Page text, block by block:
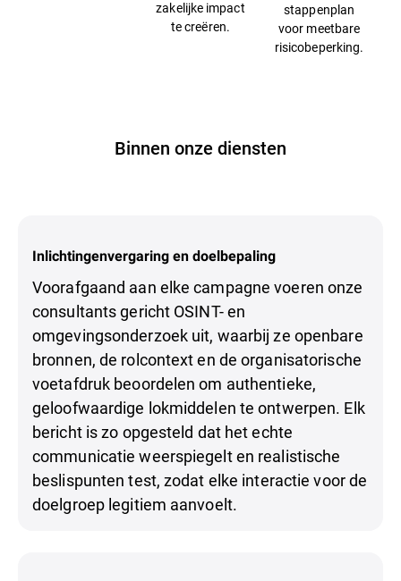
zakelijke impact
te creëren.
stappenplan
voor meetbare
risicobeperking.
Binnen onze diensten
Inlichtingenvergaring en doelbepaling
Voorafgaand aan elke campagne voeren onze
consultants gericht OSINT- en
omgevingsonderzoek uit, waarbij ze openbare
bronnen, de rolcontext en de organisatorische
voetafdruk beoordelen om authentieke,
geloofwaardige lokmiddelen te ontwerpen. Elk
bericht is zo opgesteld dat het echte
communicatie weerspiegelt en realistische
beslispunten test, zodat elke interactie voor de
doelgroep legitiem aanvoelt.